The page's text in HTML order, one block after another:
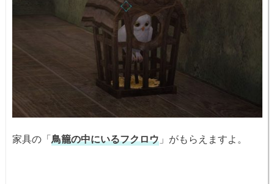
家具の「鳥籠の中にいるフクロウ 」がもらえますよ。